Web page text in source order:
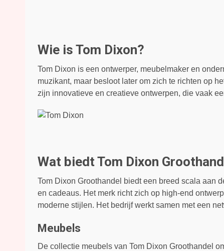
Wie is Tom Dixon?
Tom Dixon is een ontwerper, meubelmaker en
muzikant, maar besloot later om zich te richten op
zijn innovatieve en creatieve ontwerpen, die vaak
Wat biedt Tom Dixon
Tom Dixon Groothandel biedt een breed scala aan
en cadeaus. Het merk richt zich op high-end
moderne stijlen. Het bedrijf werkt samen met een
Meubels
De collectie meubels van Tom Dixon Groothandel